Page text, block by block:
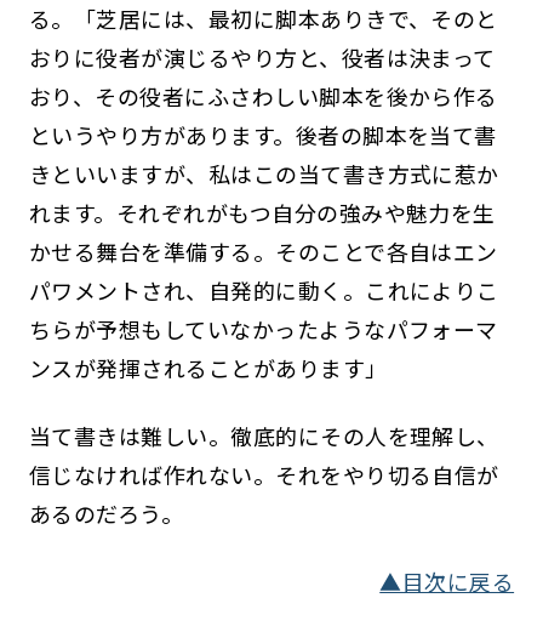
る。「芝居には、最初に脚本ありきで、そのと
おりに役者が演じるやり方と、役者は決まって
おり、その役者にふさわしい脚本を後から作る
というやり方があります。後者の脚本を当て書
きといいますが、私はこの当て書き方式に惹か
れます。それぞれがもつ自分の強みや魅力を生
かせる舞台を準備する。そのことで各自はエン
パワメントされ、自発的に動く。これによりこ
ちらが予想もしていなかったようなパフォーマ
ンスが発揮されることがあります」
当て書きは難しい。徹底的にその人を理解し、
信じなければ作れない。それをやり切る自信が
あるのだろう。
▲目次に戻る